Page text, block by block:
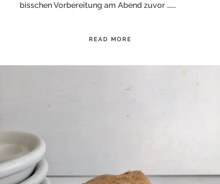
bisschen Vorbereitung am Abend zuvor …….
READ MORE